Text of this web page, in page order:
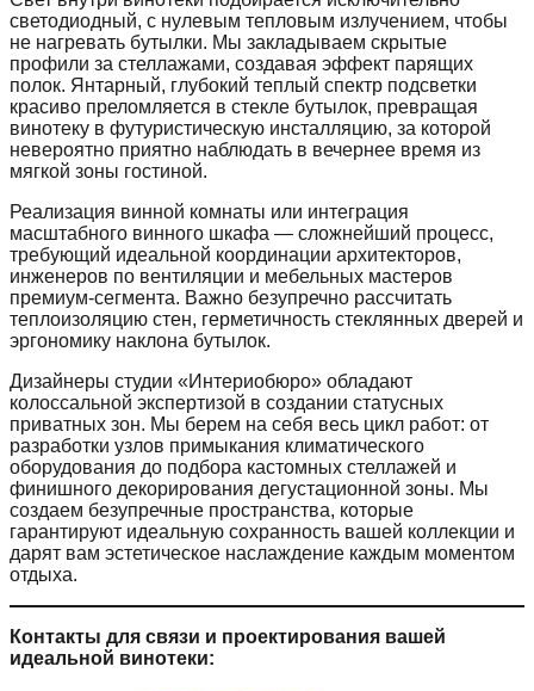
светодиодный, с нулевым тепловым излучением, чтобы
не нагревать бутылки. Мы закладываем скрытые
профили за стеллажами, создавая эффект парящих
полок. Янтарный, глубокий теплый спектр подсветки
красиво преломляется в стекле бутылок, превращая
винотеку в футуристическую инсталляцию, за которой
невероятно приятно наблюдать в вечернее время из
мягкой зоны гостиной.
Реализация винной комнаты или интеграция
масштабного винного шкафа — сложнейший процесс,
требующий идеальной координации архитекторов,
инженеров по вентиляции и мебельных мастеров
премиум-сегмента. Важно безупречно рассчитать
теплоизоляцию стен, герметичность стеклянных дверей и
эргономику наклона бутылок.
Дизайнеры студии «Интериобюро» обладают
колоссальной экспертизой в создании статусных
приватных зон. Мы берем на себя весь цикл работ: от
разработки узлов примыкания климатического
оборудования до подбора кастомных стеллажей и
финишного декорирования дегустационной зоны. Мы
создаем безупречные пространства, которые
гарантируют идеальную сохранность вашей коллекции и
дарят вам эстетическое наслаждение каждым моментом
отдыха.
Контакты для связи и проектирования вашей
идеальной винотеки: